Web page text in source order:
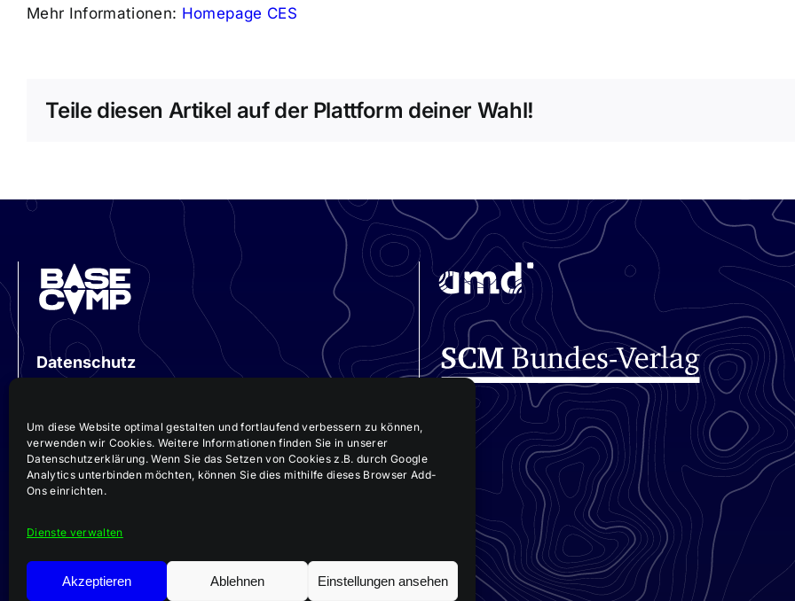
Um diese Website optimal gestalten und fortlaufend verbessern zu können,
verwenden wir Cookies. Weitere Informationen finden Sie in unserer
Datenschutzerklärung. Wenn Sie das Setzen von Cookies z.B. durch Google
Analytics unterbinden möchten, können Sie dies mithilfe dieses Browser Add-
Ons einrichten.
Dienste verwalten
Akzeptieren Ablehnen Einstellungen ansehen
Mehr Informationen: Homepage CES
Teile diesen Artikel auf der Plattform deiner Wahl!
Datenschutz